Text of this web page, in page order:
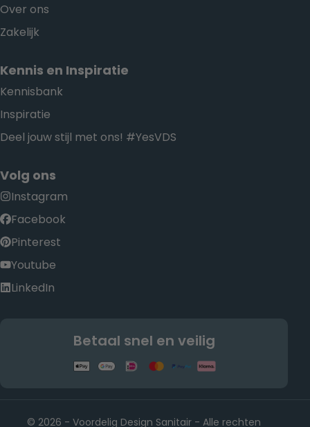
Over ons
Zakelijk
Kennis en Inspiratie
Kennisbank
Inspiratie
Deel jouw stijl met ons! #YesVDS
Volg ons
Instagram
Facebook
Pinterest
Youtube
LinkedIn
Betaal snel en veilig
© 2026 - Voordelig Design Sanitair - Alle rechten